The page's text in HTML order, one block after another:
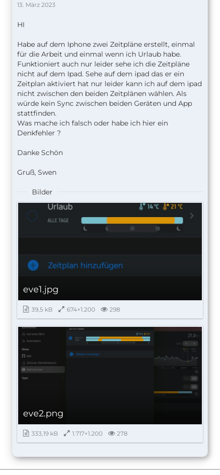
13. März 2023
HI
Habe auf dem Iphone zwei Zeitpläne erstellt, einmal
für die Arbeit und einmal wenn ich Urlaub habe.
Funktioniert auch nur leider sehe ich die Zeitpläne
nicht auf dem Ipad. Sehe auf dem ipad das er ein
Zeitplan aktiviert hat nur leider kann ich auf dem ipad
nicht zwischen den beiden Zeitplänen wählen. Als
würde kein Sync zwischen beiden Geräten und App
stattfinden.
Was mache ich falsch oder habe ich hier ein
Denkfehler ?
Danke Schön
Gruß, Swen
Bilder
eve1.jpg
39,5 kB 674×1.200 298
eve2.png
333,19 kB 1.717×1.200 278